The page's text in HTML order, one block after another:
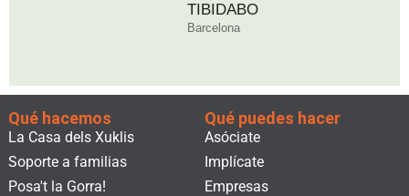
TIBIDABO
Barcelona
Qué hacemos
La Casa dels Xuklis
Soporte a familias
Posa't la Gorra!
Qué puedes hacer
Asóciate
Implícate
Empresas